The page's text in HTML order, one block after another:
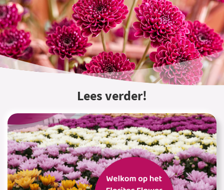
Lees verder!